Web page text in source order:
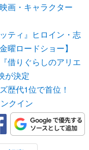
画・キャラクター
ティ』ヒロイン・志
曜ロードショー】
借りぐらしのアリエ
が決定
歴代1位で首位！
クイン